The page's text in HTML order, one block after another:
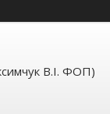
В.І. ФОП)